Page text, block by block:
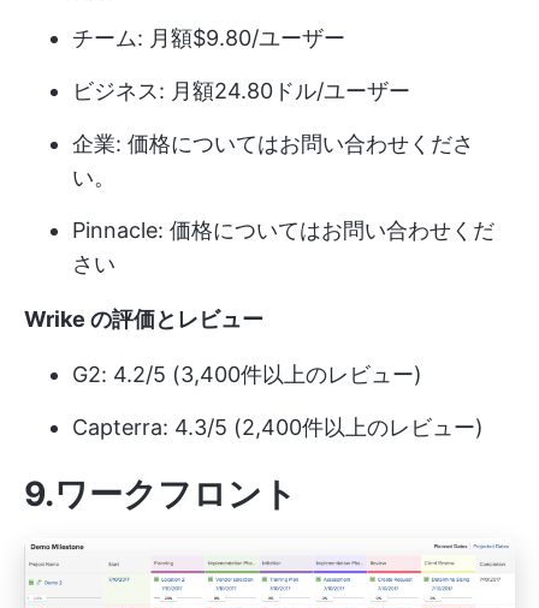
チーム: 月額$9.80/ユーザー
ビジネス: 月額24.80ドル/ユーザー
企業: 価格についてはお問い合わせくださ
い。
Pinnacle: 価格についてはお問い合わせくだ
さい
Wrike の評価とレビュー
G2: 4.2/5 (3,400件以上のレビュー)
Capterra: 4.3/5 (2,400件以上のレビュー)
9.ワークフロント